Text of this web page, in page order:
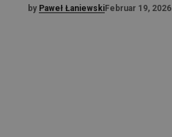
by Paweł ŁaniewskiFebruar 19, 2026